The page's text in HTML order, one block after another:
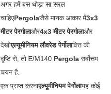
अगर हमें बस थोड़ा सा सरल
चाहिएPergolaजैसे मानक आकार में3x3
मीटर पेरगोलाऔर4x3 मीटर पेरगोलाऔर
देखोएल्यूमीनियम लौवरेड पेर्गोलावित्त की
दृष्टि से, तो E/M140Pergola सर्वोत्तम
चयन है.
एक प्राप्त करनाएल्यूमीनियम पेर्गोलायह कोई